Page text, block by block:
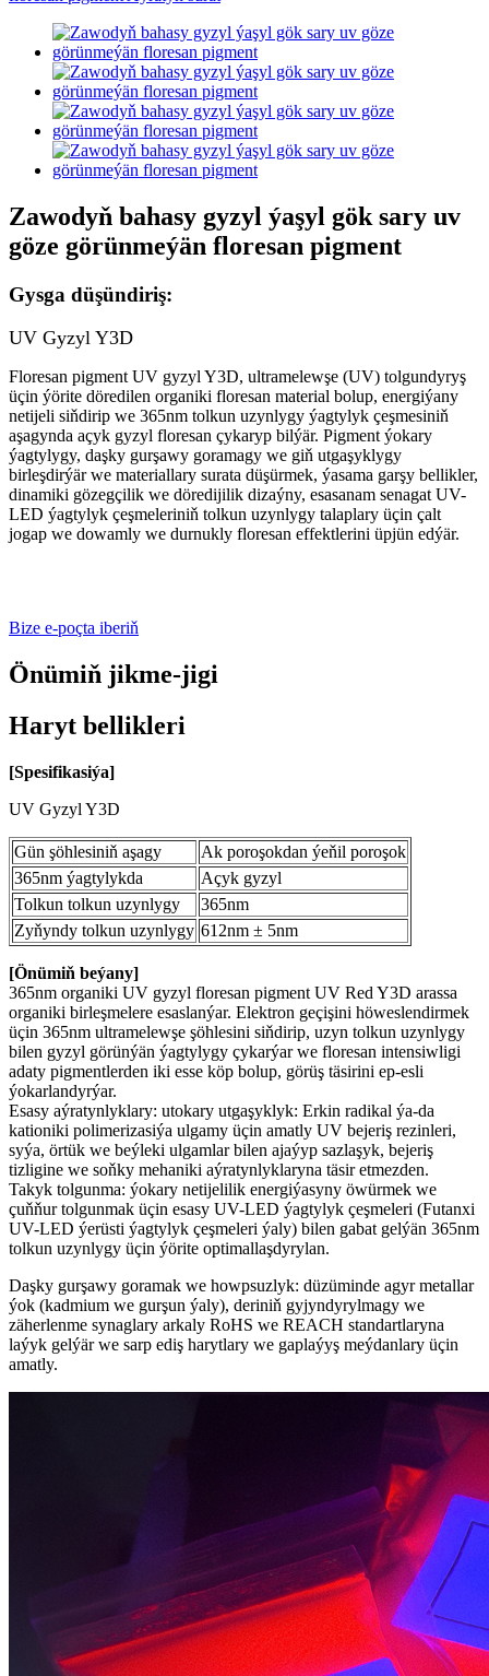
Zawodyň bahasy gyzyl ýaşyl gök sary uv
göze görünmeýän floresan pigment
Gysga düşündiriş:
UV Gyzyl Y3D
Floresan pigment UV gyzyl Y3D, ultramelewşe (UV) tolgundyryş
üçin ýörite döredilen organiki floresan material bolup, energiýany
netijeli siňdirip we 365nm tolkun uzynlygy ýagtylyk çeşmesiniň
aşagynda açyk gyzyl floresan çykaryp bilýär. Pigment ýokary
ýagtylygy, daşky gurşawy goramagy we giň utgaşyklygy
birleşdirýär we materiallary surata düşürmek, ýasama garşy bellikler,
dinamiki gözegçilik we döredijilik dizaýny, esasanam senagat UV-
LED ýagtylyk çeşmeleriniň tolkun uzynlygy talaplary üçin çalt
jogap we dowamly we durnukly floresan effektlerini üpjün edýär.
Bize e-poçta iberiň
Önümiň jikme-jigi
Haryt bellikleri
[Spesifikasiýa]
UV Gyzyl Y3D
Gün şöhlesiniň aşagy
Ak poroşokdan ýeňil poroşok
365nm ýagtylykda
Açyk gyzyl
Tolkun tolkun uzynlygy
365nm
Zyňyndy tolkun uzynlygy 612nm ± 5nm
[Önümiň beýany]
365nm organiki UV gyzyl floresan pigment UV Red Y3D arassa
organiki birleşmelere esaslanýar. Elektron geçişini höweslendirmek
üçin 365nm ultramelewşe şöhlesini siňdirip, uzyn tolkun uzynlygy
bilen gyzyl görünýän ýagtylygy çykarýar we floresan intensiwligi
adaty pigmentlerden iki esse köp bolup, görüş täsirini ep-esli
ýokarlandyrýar.
Esasy aýratynlyklary: utokary utgaşyklyk: Erkin radikal ýa-da
kationiki polimerizasiýa ulgamy üçin amatly UV bejeriş rezinleri,
syýa, örtük we beýleki ulgamlar bilen ajaýyp sazlaşyk, bejeriş
tizligine we soňky mehaniki aýratynlyklaryna täsir etmezden.
Takyk tolgunma: ýokary netijelilik energiýasyny öwürmek we
çuňňur tolgunmak üçin esasy UV-LED ýagtylyk çeşmeleri (Futanxi
UV-LED ýerüsti ýagtylyk çeşmeleri ýaly) bilen gabat gelýän 365nm
tolkun uzynlygy üçin ýörite optimallaşdyrylan.
Daşky gurşawy goramak we howpsuzlyk: düzüminde agyr metallar
ýok (kadmium we gurşun ýaly), deriniň gyjyndyrylmagy we
zäherlenme synaglary arkaly RoHS we REACH standartlaryna
laýyk gelýär we sarp ediş harytlary we gaplaýyş meýdanlary üçin
amatly.